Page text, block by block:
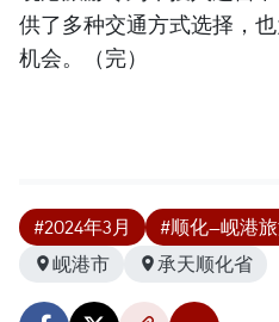
供了多种交通方式选择，
机会。（完）
#2024年3月 #顺化—岘港
岘港市
承天顺化省